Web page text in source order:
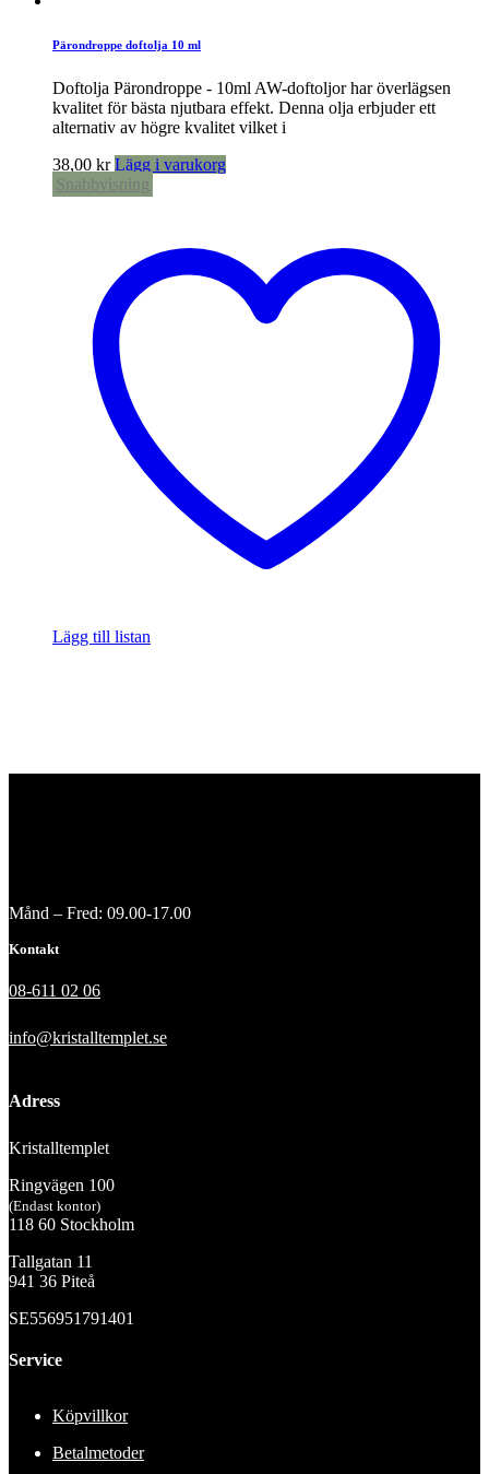
Pärondroppe doftolja 10 ml
Doftolja Pärondroppe - 10ml AW-doftoljor har överlägsen
kvalitet för bästa njutbara effekt. Denna olja erbjuder ett
alternativ av högre kvalitet vilket i
38,00 kr Lägg i varukorg
Snabbvisning
Lägg till listan
Månd – Fred: 09.00-17.00
Kontakt
08-611 02 06
info@kristalltemplet.se
Adress
Kristalltemplet
Ringvägen 100
(Endast kontor)
118 60 Stockholm
Tallgatan 11
941 36 Piteå
SE556951791401
Service
Köpvillkor
Betalmetoder